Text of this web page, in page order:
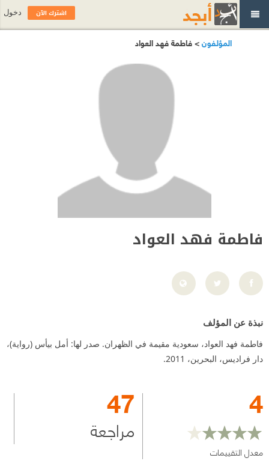
المؤلفون> فاطمة فهد العواد
فاطمة فهد العواد
نبذة عن المؤلف
فاطمة فهد العواد، سعودية مقيمة في الظهران. صدر لها: أمل بيأس (رواية)،
دار فراديس، البحرين، 2011.
4
معدل التقييمات
47
مراجعة
اشترك الآن دخول